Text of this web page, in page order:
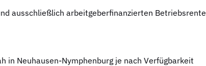
ausschließlich arbeitgeberfinanzierten Betriebsrente
in Neuhausen-Nymphenburg je nach Verfügbarkeit